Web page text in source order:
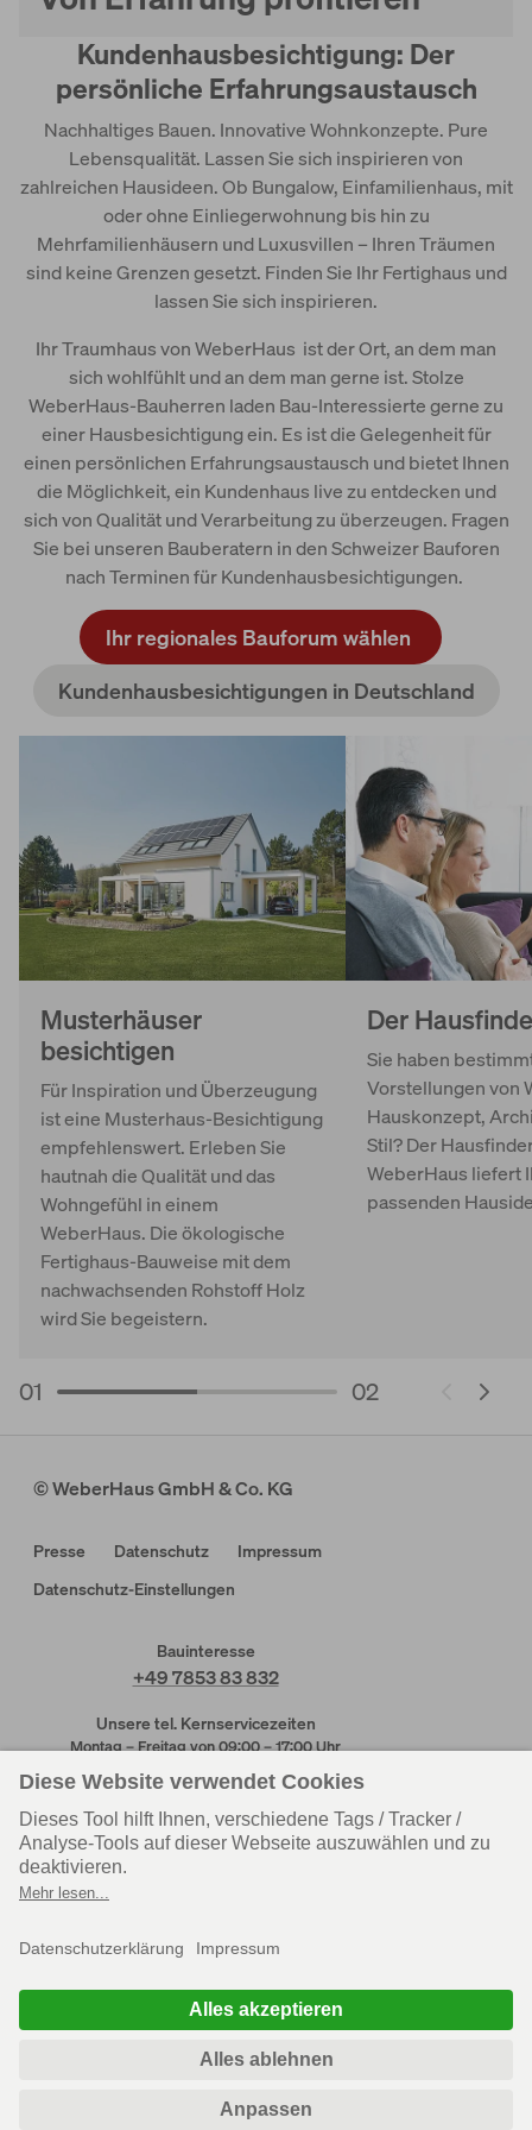
Kundenhausbesichtigung: Der
persönliche Erfahrungsaustausch
Nachhaltiges Bauen. Innovative Wohnkonzepte. Pure
Lebensqualität. Lassen Sie sich inspirieren von
zahlreichen Hausideen. Ob Bungalow, Einfamilienhaus, mit
oder ohne Einliegerwohnung bis hin zu
Mehrfamilienhäusern und Luxusvillen – Ihren Träumen
sind keine Grenzen gesetzt. Finden Sie Ihr Fertighaus und
lassen Sie sich inspirieren.
Ihr Traumhaus von WeberHaus ist der Ort, an dem man
sich wohlfühlt und an dem man gerne ist. Stolze
WeberHaus-Bauherren laden Bau-Interessierte gerne zu
einer Hausbesichtigung ein. Es ist die Gelegenheit für
einen persönlichen Erfahrungsaustausch und bietet Ihnen
die Möglichkeit, ein Kundenhaus live zu entdecken und
sich von Qualität und Verarbeitung zu überzeugen. Fragen
Sie bei unseren Bauberatern in den Schweizer Bauforen
nach Terminen für Kundenhausbesichtigungen.
Ihr regionales Bauforum wählen
Kundenhausbesichtigungen in Deutschland
Musterhäuser
besichtigen
Für Inspiration und Überzeugung
ist eine Musterhaus-Besichtigung
empfehlenswert. Erleben Sie
hautnah die Qualität und das
Wohngefühl in einem
WeberHaus. Die ökologische
Fertighaus-Bauweise mit dem
nachwachsenden Rohstoff Holz
wird Sie begeistern.
Der
Sie haben
Vorstellungen von
Hauskonzept,
Stil? Der
WeberHaus liefert
passenden
01 02
© WeberHaus GmbH & Co. KG
Bauinteresse
+49 7853 83 832
Unsere tel. Kernservicezeiten
Montag – Freitag von 09:00 – 17:00 Uhr
Rheinau-Linx
+49 7853 83 831
Wenden-Hünsborn
+49 2762 613 205
Personal
+49 7853 83 830
Presse Datenschutz
Impressum
Datenschutz-Einstellungen
Kundenhausbesichtigung